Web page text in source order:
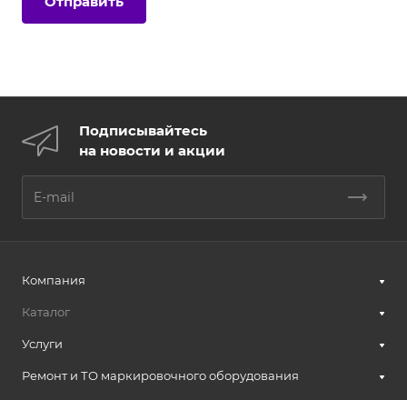
Подписывайтесь
на новости и акции
Компания
Каталог
Услуги
Ремонт и ТО маркировочного оборудования